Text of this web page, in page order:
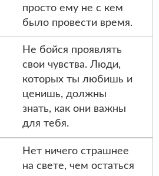
просто ему не с кем
было провести время.
Не бойся проявлять
свои чувства. Люди,
которых ты любишь и
ценишь, должны
знать, как они важны
для тебя.
Нет ничего страшнее
на свете, чем остаться